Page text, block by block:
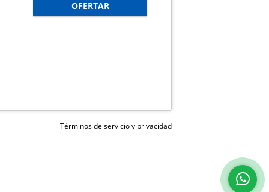
OFERTAR
Términos de servicio y privacidad